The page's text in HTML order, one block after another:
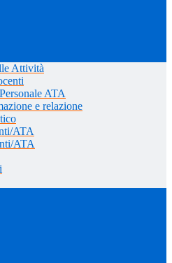
Attività
ATA
e relazione
ATA
ATA